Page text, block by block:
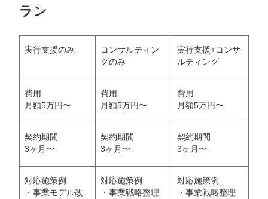
ラン
実行支援のみ
コンサルティン
グのみ
実行支援+コンサ
ルティング
費用
月額5万円〜
費用
月額5万円〜
費用
月額5万円〜
契約期間
3ヶ月〜
契約期間
3ヶ月〜
契約期間
3ヶ月〜
対応施策例
・事業モデル改
対応施策例
・事業戦略整理
対応施策例
・事業戦略整理